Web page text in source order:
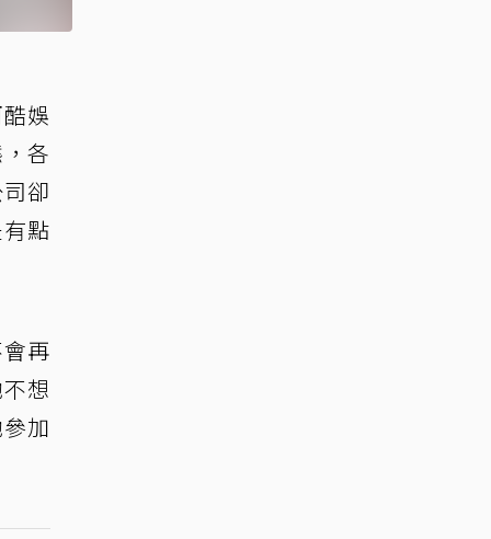
娛
各
卻
點
再
想
加